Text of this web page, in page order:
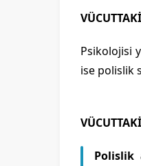
Psikolojisi
ise polislik
Polislik